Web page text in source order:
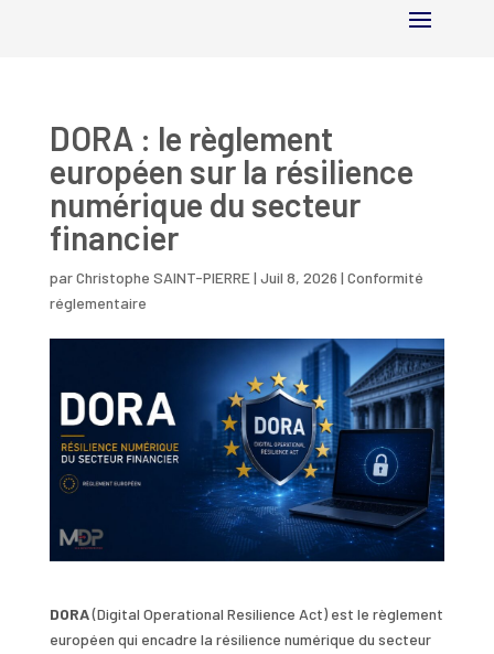
DORA : le règlement
européen sur la résilience
numérique du secteur
financier
parChristophe SAINT-PIERRE| Juil 8, 2026 | Conformité
réglementaire
DORA(Digital Operational Resilience Act) est le règlement
européen qui encadre la résilience numérique du secteur